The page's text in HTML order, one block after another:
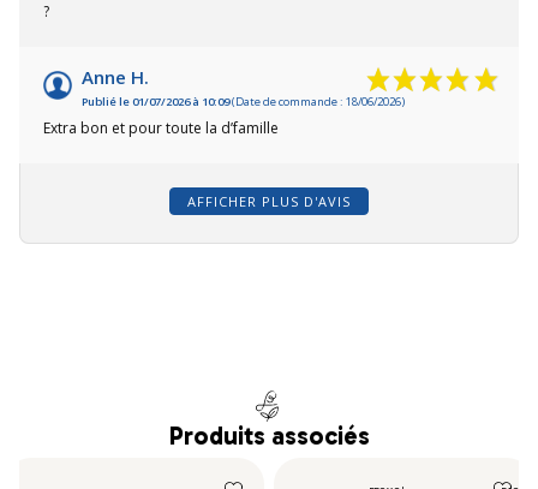
?
Anne H.
Publié le 01/07/2026 à 10:09(Date de commande : 18/06/2026)
Extra bon et pour toute la d’famille
AFFICHER PLUS D'AVIS
Produits associés